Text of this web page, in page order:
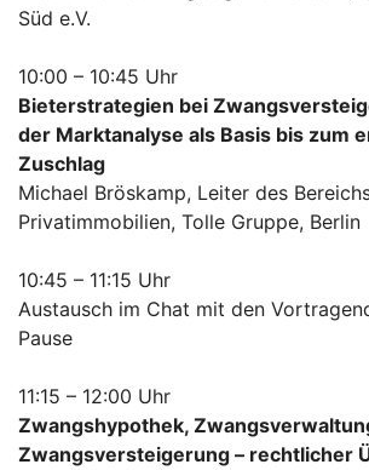
Süd e.V.
10:00 – 10:45 Uhr
Bieterstrategien bei
der Marktanalyse als Basis bis zum
Zuschlag
Michael Bröskamp, Leiter des
Privatimmobilien, Tolle Gruppe, Berlin
10:45 – 11:15 Uhr
Austausch im Chat mit den
Pause
11:15 – 12:00 Uhr
Zwangshypothek,
Zwangsversteigerung – rechtlicher